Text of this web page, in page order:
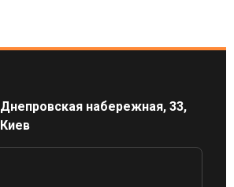
Днепровская набережная, 33,
Киев